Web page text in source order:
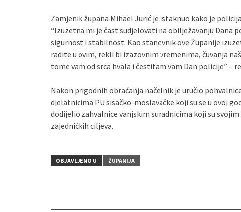
Zamjenik župana Mihael Jurić je istaknuo kako je
“Izuzetna mi je čast sudjelovati na obilježavanju Dana
sigurnost i stabilnost. Kao stanovnik ove Županije
radite u ovim, rekli bi izazovnim vremenima, čuvanja
tome vam od srca hvala i čestitam vam Dan policije” –
Nakon prigodnih obraćanja načelnik je uručio
djelatnicima PU sisačko-moslavačke koji su se u ovoj
dodijelio zahvalnice vanjskim suradnicima koji su
zajedničkih ciljeva.
OBJAVLJENO U ŽUPANIJA